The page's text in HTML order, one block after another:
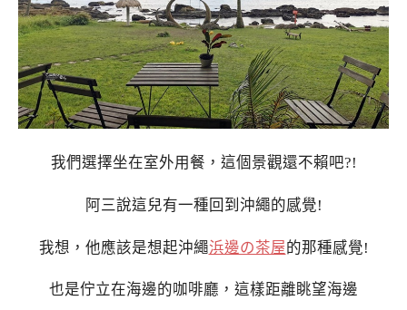
我們選擇坐在室外用餐，這個景觀還不賴吧?!
阿三說這兒有一種回到沖繩的感覺!
我想，他應該是想起沖繩浜邊の茶屋的那種感覺!
也是佇立在海邊的咖啡廳，這樣距離眺望海邊